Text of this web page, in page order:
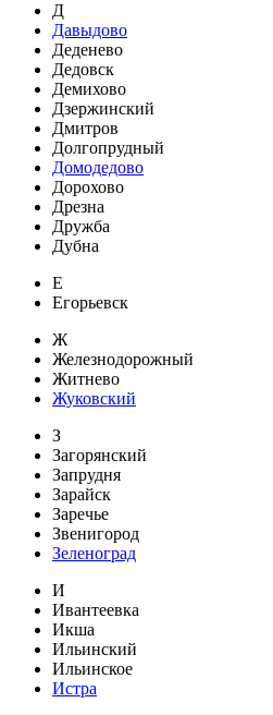
Д
Давыдово
Деденево
Дедовск
Демихово
Дзержинский
Дмитров
Долгопрудный
Домодедово
Дорохово
Дрезна
Дружба
Дубна
Е
Егорьевск
Ж
Железнодорожный
Житнево
Жуковский
З
Загорянский
Запрудня
Зарайск
Заречье
Звенигород
Зеленоград
И
Ивантеевка
Икша
Ильинский
Ильинское
Истра